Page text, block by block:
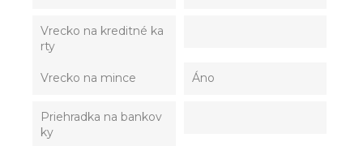
Vrecko na kreditné ka
rty
Vrecko na mince Áno
Priehradka na bankov
ky